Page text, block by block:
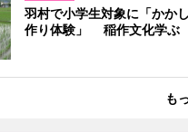
羽村で小学生対象に「かかし
作り体験」 稲作文化学ぶ
も